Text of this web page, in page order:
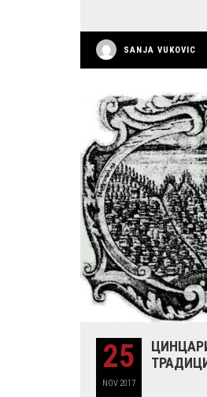
SANJA VUKOVIC
25
NOV 2017